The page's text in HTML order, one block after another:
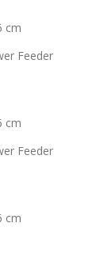
cm
Feeder
cm
Feeder
cm